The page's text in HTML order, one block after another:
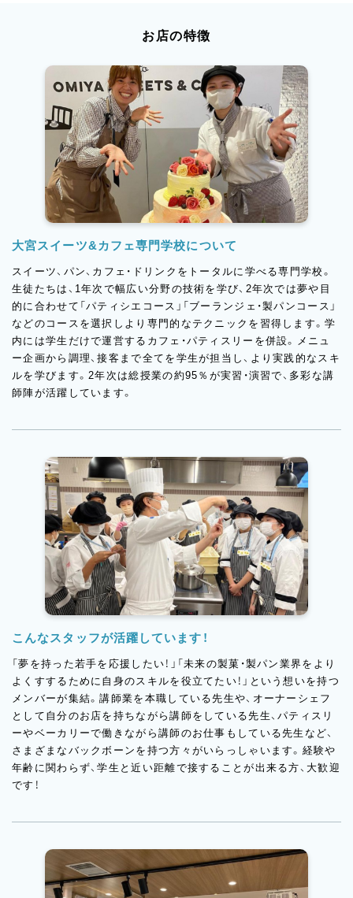
お店の特徴
大宮スイーツ&カフェ専門学校について
スイーツ、パン、カフェ・ドリンクをトータルに学べる専門学校。
生徒たちは、1年次で幅広い分野の技術を学び、2年次では夢や目
的に合わせて「パティシエコース」「ブーランジェ・製パンコース」
などのコースを選択しより専門的なテクニックを習得します。学
内には学生だけで運営するカフェ・パティスリーを併設。メニュ
ー企画から調理、接客まで全てを学生が担当し、より実践的なスキ
ルを学びます。2年次は総授業の約95％が実習・演習で、多彩な講
師陣が活躍しています。
こんなスタッフが活躍しています！
「夢を持った若手を応援したい！」「未来の製菓・製パン業界をより
よくすするために自身のスキルを役立てたい！」という想いを持つ
メンバーが集結。講師業を本職している先生や、オーナーシェフ
として自分のお店を持ちながら講師をしている先生、パティスリ
ーやベーカリーで働きながら講師のお仕事もしている先生など、
さまざまなバックボーンを持つ方々がいらっしゃいます。経験や
年齢に関わらず、学生と近い距離で接することが出来る方、大歓迎
です！